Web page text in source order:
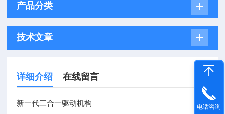
产品分类
技术文章
详细介绍 在线留言
新一代三合一驱动机构
电话咨询